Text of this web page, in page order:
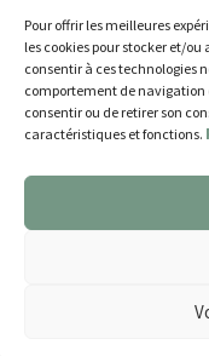
Pour offrir les meilleures
les cookies pour stocker et/
consentir à ces technologies
comportement de navigation
consentir ou de retirer son
caractéristiques et fonctions.
rue de Montry–77700
Tél. 01 60 43 52 63
Horaires d’ouverture
Lundi, mardi et jeudi
De 9h à 11h45 et de 14h30 à
Gestion des
Nous utilisons des
You can find out more